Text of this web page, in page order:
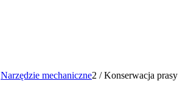
Narzędzie mechaniczne2 / Konserwacja prasy